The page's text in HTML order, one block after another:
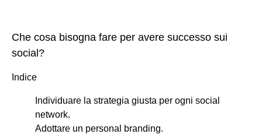
Che cosa bisogna fare per avere successo sui
social?
Indice
Individuare la strategia giusta per ogni social
network.
Adottare un personal branding.